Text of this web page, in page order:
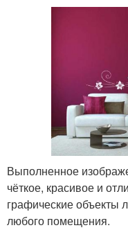
Выполненное
чёткое, красивое и
графические объекты
любого помещения.